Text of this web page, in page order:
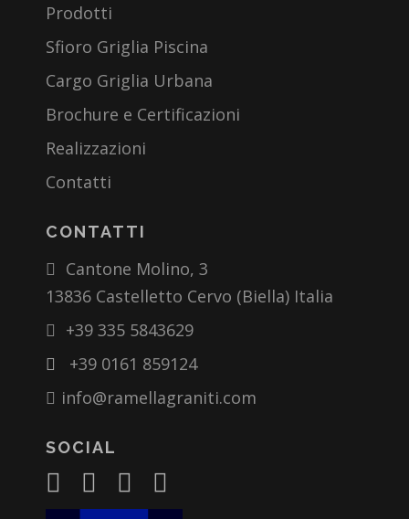
Prodotti
Sfioro Griglia Piscina
Cargo Griglia Urbana
Brochure e Certificazioni
Realizzazioni
Contatti
CONTATTI
Cantone Molino, 3
13836 Castelletto Cervo (Biella) Italia
+39 335 5843629
+39 0161 859124
info@ramellagraniti.com
SOCIAL